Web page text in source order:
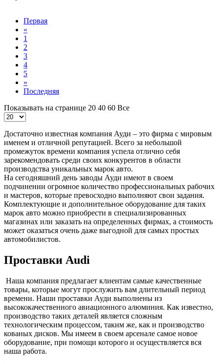
Первая
«
1
2
3
4
5
»
Последняя
Показывать на странице 20 40 60 Все
Достаточно известная компания Ауди – это фирма с мировым
именем и отличной репутацией. Всего за небольшой
промежуток времени компания успела отлично себя
зарекомендовать среди своих конкурентов в области
производства уникальных марок авто.
На сегодняшний день заводы Ауди имеют в своем
подчинении огромное количество профессиональных рабочих
и мастеров, которые превосходно выполняют свои задания.
Комплектующие и дополнительное оборудование для таких
марок авто можно приобрести в специализированных
магазинах или заказать на определенных фирмах, а стоимость
может оказаться очень даже выгодной для самых простых
автомобилистов.
Проставки Audi
Наша компания предлагает клиентам самые качественные
товары, которые могут прослужить вам длительный период
времени. Наши проставки Ауди выполнены из
высококачественного авиационного алюминия. Как известно,
производство таких деталей является сложным
технологическим процессом, таким же, как и производство
кованых дисков. Мы имеем в своем арсенале самое новое
оборудование, при помощи которого и осуществляется вся
наша работа.